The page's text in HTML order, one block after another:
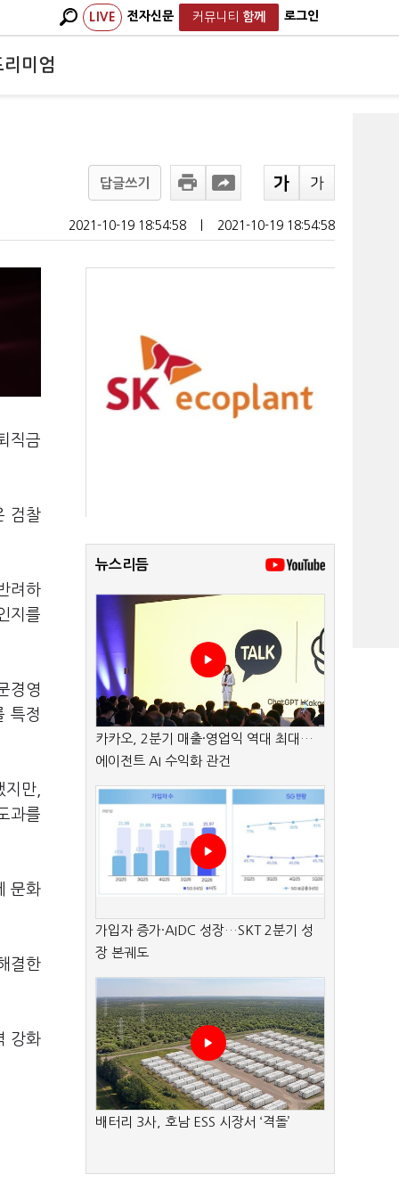
LIVE 전자신문 커뮤니티 함께 로그인
리미엄
답글쓰기
2021-10-19 18:54:58 2021-10-19 18:54:58
직금
검찰
려하
지를
경영
특정
만,
과를
문화
결한
강화
뉴스리듬
카카오, 2분기 매출·영업익 역대 최대…
에이전트 AI 수익화 관건
가입자 증가·AIDC 성장…SKT 2분기 성
장 본궤도
배터리 3사, 호남 ESS 시장서 ‘격돌’